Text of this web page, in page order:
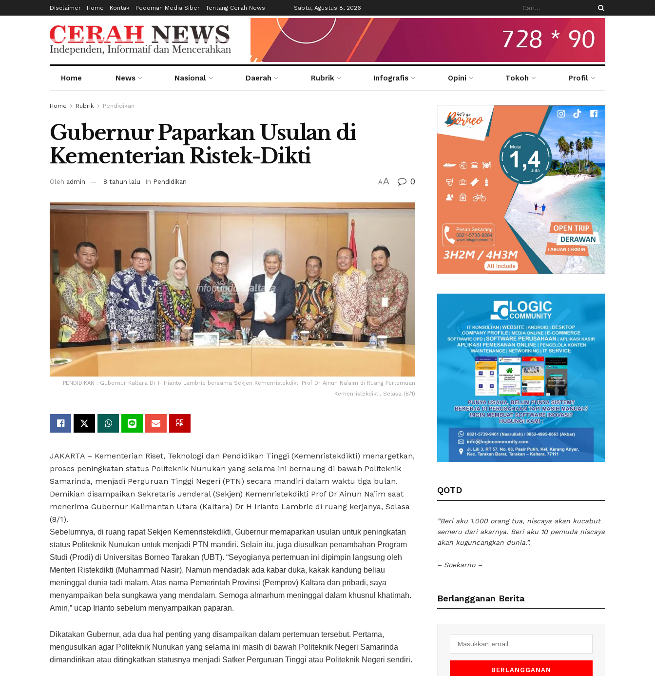
Disclaimer Home Kontak Pedoman Media Siber Tentang Cerah News Sabtu, Agustus 8, 2026
Home News Nasional Daerah Rubrik Infografis Opini Tokoh Profil
Home Rubrik Pendidikan
Gubernur Paparkan Usulan di
Kementerian Ristek-Dikti
Oleh admin 8 tahun lalu In Pendidikan AA 0
PENDIDIKAN : Gubernur Kaltara Dr H Irianto Lambrie bersama Sekjen Kemenristekdikti Prof Dr Ainun Na’aim di Ruang Pertemuan
Kemenristekdikti, Selasa (8/1)
JAKARTA – Kementerian Riset, Teknologi dan Pendidikan Tinggi (Kemenristekdikti) menargetkan,
proses peningkatan status Politeknik Nunukan yang selama ini bernaung di bawah Politeknik
Samarinda, menjadi Perguruan Tinggi Negeri (PTN) secara mandiri dalam waktu tiga bulan.
Demikian disampaikan Sekretaris Jenderal (Sekjen) Kemenristekdikti Prof Dr Ainun Na’im saat
menerima Gubernur Kalimantan Utara (Kaltara) Dr H Irianto Lambrie di ruang kerjanya, Selasa
(8/1).
Sebelumnya, di ruang rapat Sekjen Kemenristekdikti, Gubernur memaparkan usulan untuk peningkatan
status Politeknik Nunukan untuk menjadi PTN mandiri. Selain itu, juga diusulkan penambahan Program
Studi (Prodi) di Universitas Borneo Tarakan (UBT). “Seyogianya pertemuan ini dipimpin langsung oleh
Menteri Ristekdikti (Muhammad Nasir). Namun mendadak ada kabar duka, kakak kandung beliau
meninggal dunia tadi malam. Atas nama Pemerintah Provinsi (Pemprov) Kaltara dan pribadi, saya
menyampaikan bela sungkawa yang mendalam. Semoga almarhum meninggal dalam khusnul khatimah.
Amin,” ucap Irianto sebelum menyampaikan paparan.
Dikatakan Gubernur, ada dua hal penting yang disampaikan dalam pertemuan tersebut. Pertama,
mengusulkan agar Politeknik Nunukan yang selama ini masih di bawah Politeknik Negeri Samarinda
dimandirikan atau ditingkatkan statusnya menjadi Satker Perguruan Tinggi atau Politeknik Negeri sendiri.
QOTD
“Beri aku 1.000 orang tua, niscaya akan kucabut
semeru dari akarnya. Beri aku 10 pemuda niscaya
akan kuguncangkan dunia.”.
– Soekarno –
Berlangganan Berita